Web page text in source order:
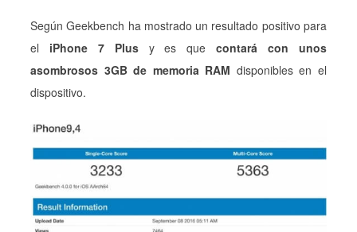
Según Geekbench ha mostrado un resultado positivo para
el iPhone 7 Plusy es quecontará con unos
asombrosos 3GB de memoria RAM disponibles en el
dispositivo.